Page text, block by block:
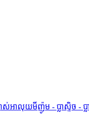
អាលុយមីញ៉ូម - ប្លាស្ទិច - ប្លា